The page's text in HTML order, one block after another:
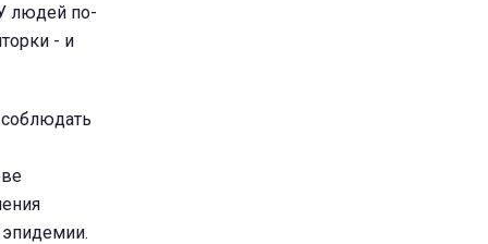
людей по-
- и